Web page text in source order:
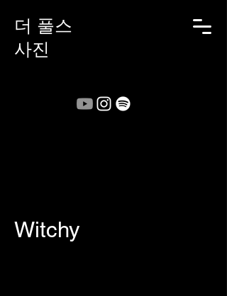
더 풀스
사진
Witchy